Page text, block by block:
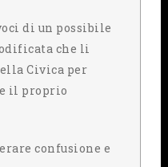
di un possibile
che li
Civica per
il proprio
confusione e